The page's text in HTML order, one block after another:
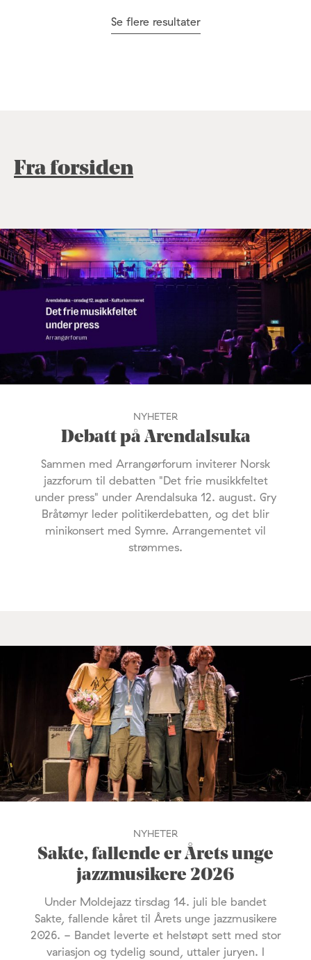
Se flere resultater
Fra forsiden
NYHETER
Debatt på Arendalsuka
Sammen med Arrangørforum inviterer Norsk
jazzforum til debatten "Det frie musikkfeltet
under press" under Arendalsuka 12. august. Gry
Bråtømyr leder politikerdebatten, og det blir
minikonsert med Symre. Arrangementet vil
strømmes.
NYHETER
Sakte, fallende er Årets unge
jazzmusikere 2026
Under Moldejazz tirsdag 14. juli ble bandet
Sakte, fallende kåret til Årets unge jazzmusikere
2026. - Bandet leverte et helstøpt sett med stor
variasjon og tydelig sound, uttaler juryen. I